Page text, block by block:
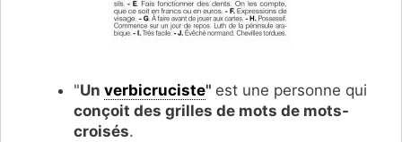
"Un verbicruciste" est une personne qui
conçoit des grilles de mots de mots-
croisés.